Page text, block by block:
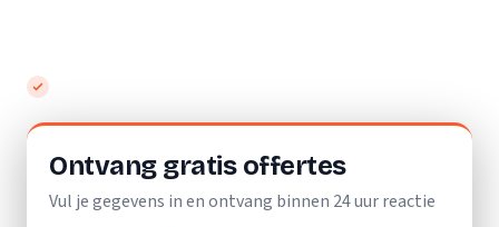
Ontvang gratis offertes
Vul je gegevens in en ontvang binnen 24 uur reactie